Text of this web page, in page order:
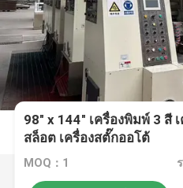
98" x 144" เครื่องพิมพ์ 3 สี
สล็อต เครื่องสตั๊กออโต้
MOQ：1